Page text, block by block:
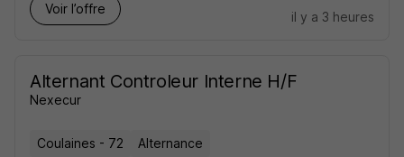
Voir l’offre
il y a 3 heures
Alternant Controleur Interne H/F
Nexecur
Coulaines - 72
Alternance